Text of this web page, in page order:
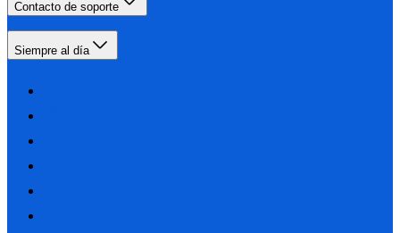
Contacto de soporte
Siempre al día